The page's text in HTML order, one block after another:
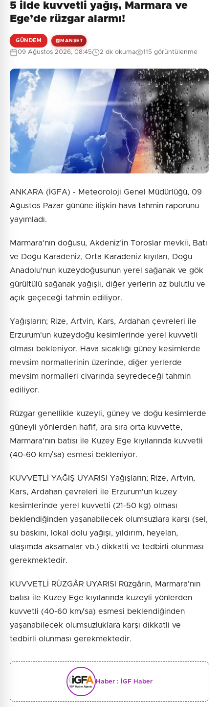
Güvenlik Sorusu:
8 + 9 = ?
Gönder
Henüz yorum yapılmamış. İlk yorumu siz yapın!
5 ilde kuvvetli yağış, Marmara ve
Ege’de rüzgar alarmı!
GÜNDEM MANŞET
09 Ağustos 2026, 08:45 2 dk okuma 115 görüntülenme
ANKARA (İGFA) - Meteoroloji Genel Müdürlüğü, 09
Ağustos Pazar gününe ilişkin hava tahmin raporunu
yayımladı.
Marmara'nın doğusu, Akdeniz’in Toroslar mevkii, Batı
ve Doğu Karadeniz, Orta Karadeniz kıyıları, Doğu
Anadolu'nun kuzeydoğusunun yerel sağanak ve gök
gürültülü sağanak yağışlı, diğer yerlerin az bulutlu ve
açık geçeceği tahmin ediliyor.
Yağışların; Rize, Artvin, Kars, Ardahan çevreleri ile
Erzurum'un kuzeydoğu kesimlerinde yerel kuvvetli
olması bekleniyor. Hava sıcaklığı güney kesimlerde
mevsim normallerinin üzerinde, diğer yerlerde
mevsim normalleri civarında seyredeceği tahmin
ediliyor.
Rüzgar genellikle kuzeyli, güney ve doğu kesimlerde
güneyli yönlerden hafif, ara sıra orta kuvvette,
Marmara'nın batısı ile Kuzey Ege kıyılarında kuvvetli
(40-60 km/sa) esmesi bekleniyor.
KUVVETLİ YAĞIŞ UYARISI Yağışların; Rize, Artvin,
Kars, Ardahan çevreleri ile Erzurum'un kuzey
kesimlerinde yerel kuvvetli (21-50 kg) olması
beklendiğinden yaşanabilecek olumsuzlara karşı (sel,
su baskını, lokal dolu yağışı, yıldırım, heyelan,
ulaşımda aksamalar vb.) dikkatli ve tedbirli olunması
gerekmektedir.
KUVVETLİ RÜZGÂR UYARISI Rüzgârın, Marmara'nın
batısı ile Kuzey Ege kıyılarında kuzeyli yönlerden
kuvvetli (40-60 km/sa) esmesi beklendiğinden
yaşanabilecek olumsuzluklara karşı dikkatli ve
tedbirli olunması gerekmektedir.
Haber : İGF Haber